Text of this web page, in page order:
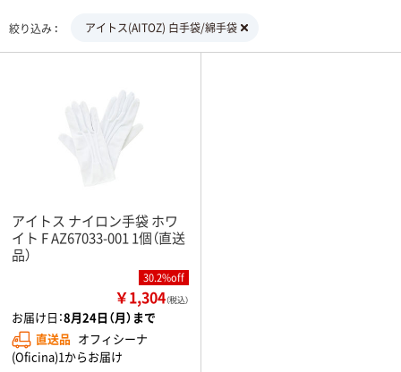
絞り込み アイトス(AITOZ) 白手袋/綿手袋
アイトス ナイロン手袋 ホワ
イト F AZ67033-001 1個（直送
品）
30.2%off
￥1,304（税込）
お届け日：8月24日（月）まで
直送品 オフィシーナ
(Oficina)1からお届け